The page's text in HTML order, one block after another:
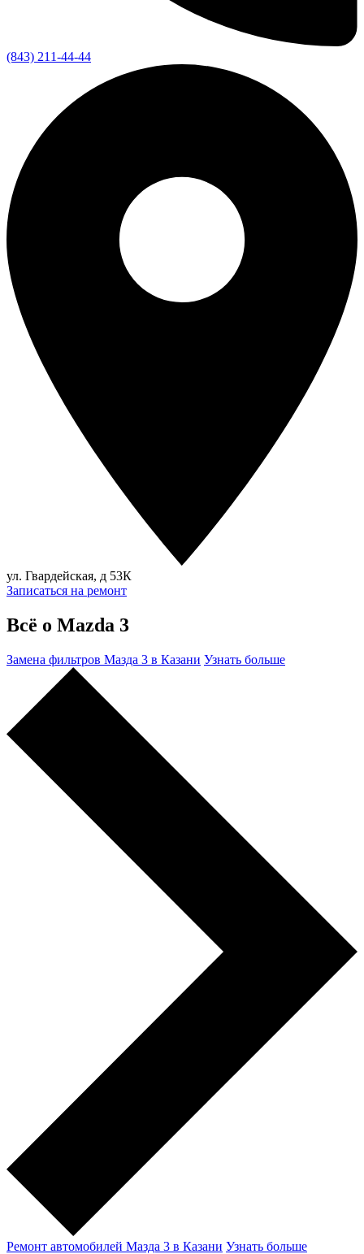
(843) 211-44-44
ул. Гвардейская, д 53К
Записаться на ремонт
Всё о Mazda 3
Замена фильтров Мазда 3 в Казани Узнать больше
Ремонт автомобилей Мазда 3 в Казани Узнать больше